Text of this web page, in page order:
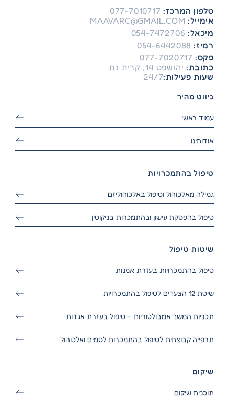
טלפון המרכז: 077-7010717
אימייל: MAAVARC@GMAIL.COM
מיכאל: 054-7472706
רמיז: 054-6442088
פקס: 077-7020717
כתובת:יהושפט 14, קרית גת
שעות פעילות:24/7
ניווט מהיר
עמוד ראשי
אודותינו
טיפול בהתמכרויות
גמילה מאלכוהול וטיפול באלכוהוליזם
טיפול בהפסקת עישון ובהתמכרות בניקוטין
שיטות טיפול
טיפול בהתמכרויות בעזרת אמנות
שיטת 12 הצעדים לטיפול בהתמכרויות
תכניות המשך אמבולטוריות – טיפול בעזרת אגדות
תרפייה קבוצתית לטיפול בהתמכרות לסמים ואלכוהול
שיקום
תוכנית שיקום